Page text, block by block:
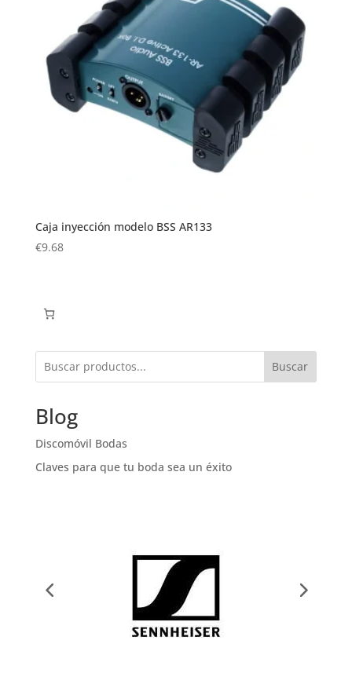
Caja inyección modelo BSS AR133
€9.68
Buscar
Blog
Discomóvil Bodas
Claves para que tu boda sea un éxito